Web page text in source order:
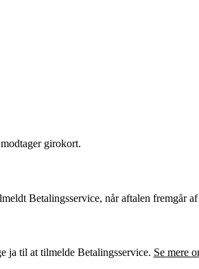
girokort.
Betalingsservice, når aftalen fremgår
ja til at tilmelde Betalingsservice. Se mere